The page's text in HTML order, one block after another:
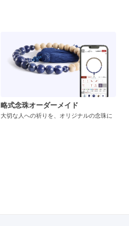
略式念珠オーダーメイド
大切な人への祈りを、オリジナルの念珠に